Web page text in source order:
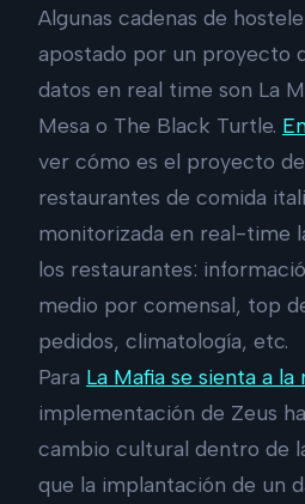
Algunas cadenas de
apostado por un proyecto
datos en real time son La
Mesa o The Black Turtle.
ver cómo es el proyecto
restaurantes de comida
monitorizada en real-time
los restaurantes:
medio por comensal, top
pedidos, climatología, etc.
Para La Mafia se sienta a la
implementación de Zeus
cambio cultural dentro de
que la implantación de un